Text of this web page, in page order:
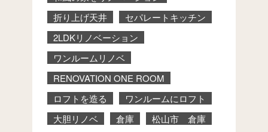
折り上げ天井
セパレートキッチン
2LDKリノベーション
ワンルームリノベ
RENOVATION ONE ROOM
ロフトを造る
ワンルームにロフト
大胆リノベ
倉庫
松山市 倉庫